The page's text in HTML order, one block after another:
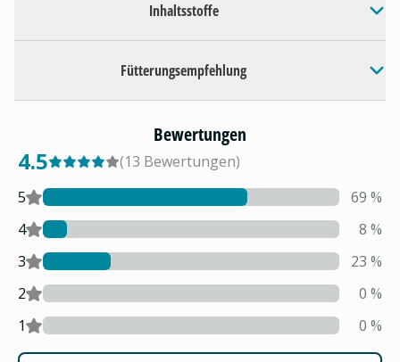
Inhaltsstoffe
Fütterungsempfehlung
Bewertungen
4.5 (13 Bewertungen)
5
69 %
4
8 %
3
23 %
2
0 %
1
0 %